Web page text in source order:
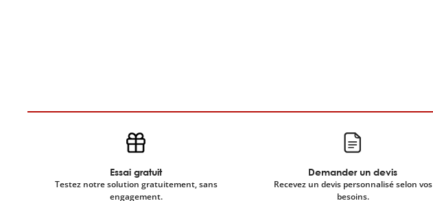
Essai gratuit
Testez notre solution gratuitement, sans
engagement.
Demander un devis
Recevez un devis personnalisé selon vos
besoins.